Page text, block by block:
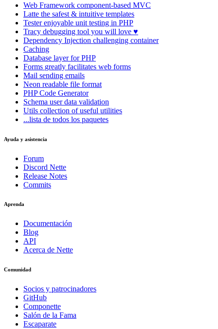
Web Framework component-based MVC
Latte the safest & intuitive templates
Testerenjoyable unit testing in PHP
Tracy debugging tool you will love ♥
Dependency Injection challenging container
Caching
Database layer for PHP
Forms greatly facilitates web forms
Mail sending emails
Neon readable file format
PHP Code Generator
Schema user data validation
Utils collection of useful utilities
...lista de todos los paquetes
Ayuda y asistencia
Forum
Discord Nette
Release Notes
Commits
Aprenda
Documentación
Blog
API
Acerca de Nette
Comunidad
Socios y patrocinadores
GitHub
Componette
Salón de la Fama
Escaparate